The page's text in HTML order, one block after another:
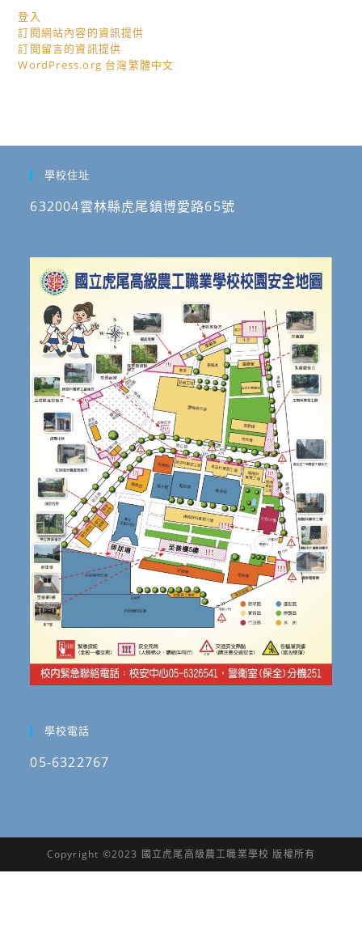
登入
訂閱網站內容的資訊提供
訂閱留言的資訊提供
WordPress.org 台灣繁體中文
學校住址
632004雲林縣虎尾鎮博愛路65號
學校電話
05-6322767
Copyright ©2023 國立虎尾高級農工職業學校 版權所有